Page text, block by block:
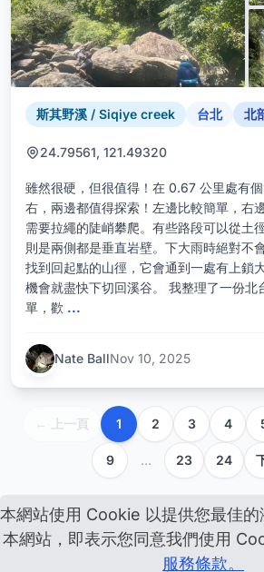
斯其野溪 / Siqiye creek 台北 北
24.79561, 121.49320
雖然很硬，但很值得！在 0.67 公里處有
右，兩邊都值得探索！左邊比較簡單，右
需要拉繩的陡峭攀爬。有些路段可以從土
則是兩側都是垂直岩壁。下大雨時絕對不
找到回起點的山徑，它會通到一處有上鎖
機會就盡快下切回溪谷。 我整理了一份北
單，歡 ...
Nate BallNov 10, 2025
← 上一頁 1 2 3 4
9 … 23 24
贊助全站地圖服務條
本網站使用 Cookie 以提供您最佳的
本網站，即表示您同意我們使用
服務條款。